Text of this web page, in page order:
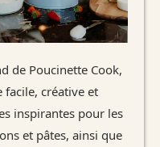
de Poucinette Cook,
facile, créative et
inspirantes pour les
et pâtes, ainsi que